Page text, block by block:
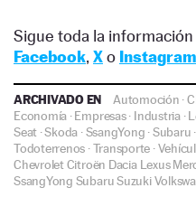
Sigue toda la información
Facebook, Xo Instagram
ARCHIVADO EN Automoción ·
Economía ·Empresas· Industria·
Seat ·Skoda ·SsangYong ·Subaru ·
Todoterrenos ·Transporte ·
ChevroletCitroën Dacia Lexus
SsangYong SubaruSuzuki